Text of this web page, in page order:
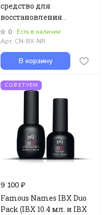
средство для
восстановления
поврежденных ногтей
NAIL REPAIR, 15мл
0
Есть в наличии
Арт. CN-BX-NR
В корзину
СОВЕТУЕМ
9 100 ₽
Famous Names IBX Duo
Pack (IBX 10.4 мл. и IBX